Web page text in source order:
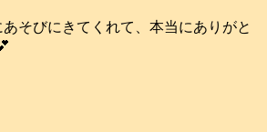
そびにきてくれて、本当にありがと